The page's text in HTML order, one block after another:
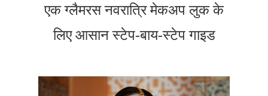
एक ग्लैमरस नवरात्रि मेकअप लुक के
लिए आसान स्टेप-बाय-स्टेप गाइड